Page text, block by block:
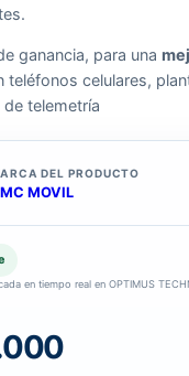
Macho)
ganancia, para una
teléfonos celulares,
telemetría
DEL PRODUCTO
MOVIL
en tiempo real en OPTIMUS